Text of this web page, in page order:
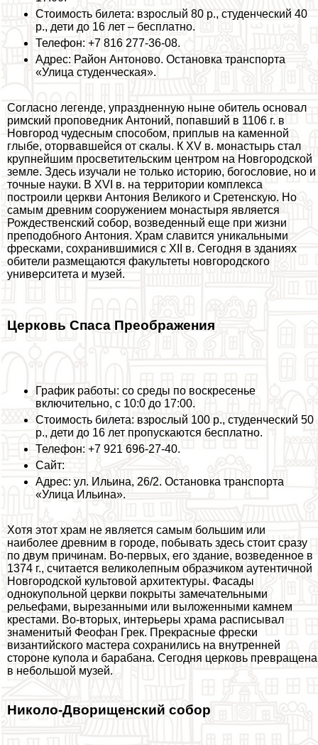
Стоимость билета: взрослый 80 р., студенческий 40
р., дети до 16 лет – бесплатно.
Телефон: +7 816 277-36-08.
Адрес: Район Антоново. Остановка трaнcпорта
«Улица студенческая».
Согласно легенде, упраздненную ныне обитель основал
римский проповедник Антоний, попавший в 1106 г. в
Новгород чудесным способом, приплыв на каменной
глыбе, оторвавшейся от скалы. К XV в. монастырь стал
крупнейшим просветительским центром на Новгородской
земле. Здесь изучали не только историю, богословие, но и
точные науки. В XVI в. на территории комплекса
построили церкви Антония Великого и Сретенскую. Но
самым древним сооружением монастыря является
Рождественский собор, возведенный еще при жизни
преподобного Антония. Храм славится уникальными
фресками, сохранившимися с XII в. Сегодня в зданиях
обители размещаются факультеты новгородского
университета и музей.
Церковь Спаса Преображения
График работы: со среды по воскресенье
включительно, с 10:0 до 17:00.
Стоимость билета: взрослый 100 р., студенческий 50
р., дети до 16 лет пропускаются бесплатно.
Телефон: +7 921 696‑27-40.
Сайт:
Адрес: ул. Ильина, 26/2. Остановка трaнcпорта
«Улица Ильина».
Хотя этот храм не является самым большим или
наиболее древним в городе, побывать здесь стоит сразу
по двум причинам. Во-первых, его здание, возведенное в
1374 г., считается великолепным образчиком аутентичной
Новгородской культовой архитектуры. Фасады
однокупольной церкви покрыты замечательными
рельефами, вырезанными или выложенными камнем
крестами. Во-вторых, интерьеры храма расписывал
знаменитый Феофан Грек. Прекрасные фрески
византийского мастера сохранились на внутренней
стороне купола и баpaбана. Сегодня церковь превращена
в небольшой музей.
Николо-Дворищенский собор